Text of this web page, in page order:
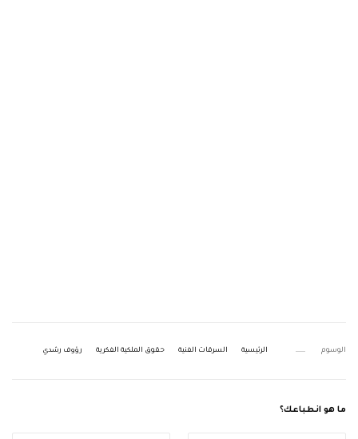
الوسوم الرئيسية السرقات الفنية حقوق الملكية الفكرية رؤوف رشدي
ما هو انطباعك؟